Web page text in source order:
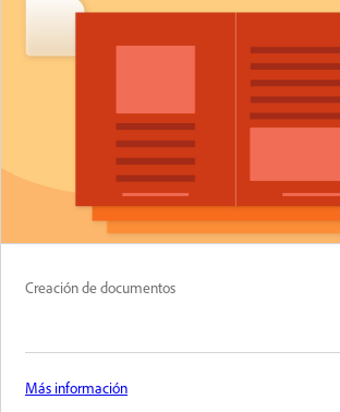
Creación de documentos
Más información